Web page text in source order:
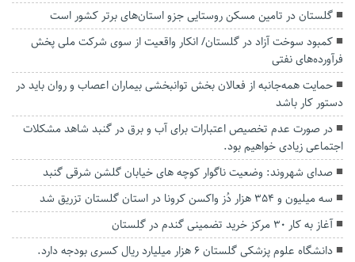
گلستان در تامین مسکن روستایی جزو استان‌های برتر کشور است
کمبود سوخت آزاد در گلستان/ انکار واقعیت از سوی شرکت ملی پخش
فرآورده‌های نفتی
حمایت همه‌جانبه از فعالان بخش توانبخشی بیماران اعصاب و روان باید در
دستور کار باشد
در صورت عدم تخصیص اعتبارات برای آب و برق در گنبد شاهد مشکلات
اجتماعی زیادی خواهیم بود.
صدای شهروند: وضعیت ناگوار کوچه های خیابان گلشن شرقی گنبد
سه میلیون و ۳۵۴ هزار دُز واکسن کرونا در استان گلستان تزریق شد
آغاز به کار ۳۰ مرکز خرید تضمینی گندم در گلستان
دانشگاه علوم پزشکی گلستان ۶ هزار میلیارد ریال کسری بودجه دارد.